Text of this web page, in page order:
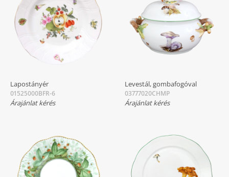
Lapostányér
01525000BFR-6
Árajánlat kérés
Levestál, gombafogóval
03777020CHMP
Árajánlat kérés